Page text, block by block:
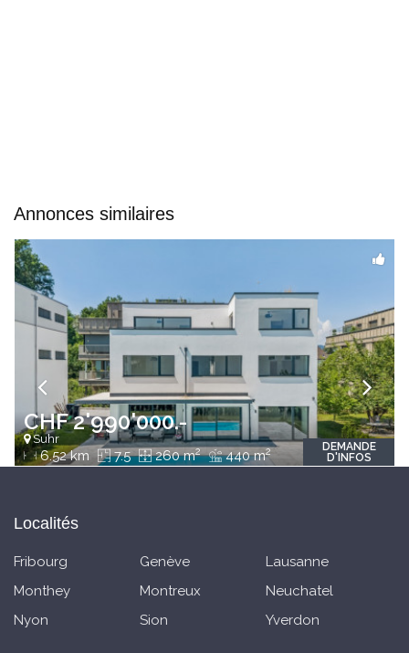
Annonces similaires
CHF 2'990'000.-
Suhr
6.52 km 7.5 260 m2 440 m2
DEMANDE
D'INFOS
Localités
Fribourg Genève
Lausanne
Monthey
Montreux
Neuchatel
Nyon
Sion Yverdon